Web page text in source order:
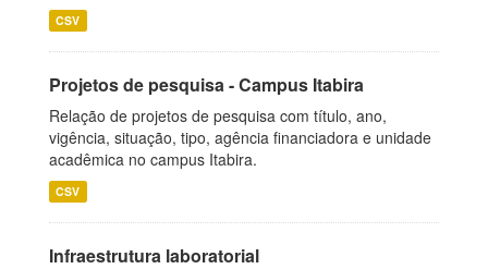
CSV
Projetos de pesquisa - Campus Itabira
Relação de projetos de pesquisa com título, ano,
vigência, situação, tipo, agência financiadora e unidade
acadêmica no campus Itabira.
CSV
Infraestrutura laboratorial